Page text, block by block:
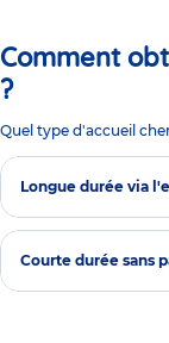
Comment
?
Quel type d'accueil
Longue durée via
Courte durée sans